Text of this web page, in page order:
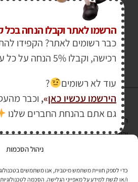
ניהול הסכמות
ו/או לגשת למידע על מאפייני הגלישה. הסכמה
והעומד בתקן אבטחה PCI DSS Level-1
לתקנון האתר»
הרשמו לאתר וקבלו הנחה בכל
כבר רשומים לאתר? הקפידו
רכישה, וקבלו 5% הנחה על כל עגלת הקניות.
עוד לא רשומים
?
הירשמו עכשיו כאן»
, וכבר
גם אתם בהנחת החברים שלנו